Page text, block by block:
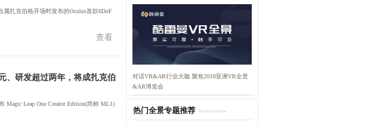
属扎克伯格开场时发布的Oculus首款6DoF
查看
、研发超过两年，将成扎克伯
Magic Leap One Creator Edition(简称 ML1)
对话VR&AR行业大咖 聚焦2018亚洲VR全景
&AR博览会
热门全景专题推荐 Partner column